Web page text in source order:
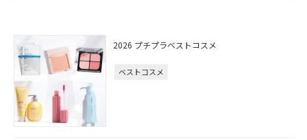
2026 プチプラベストコスメ
ベストコスメ